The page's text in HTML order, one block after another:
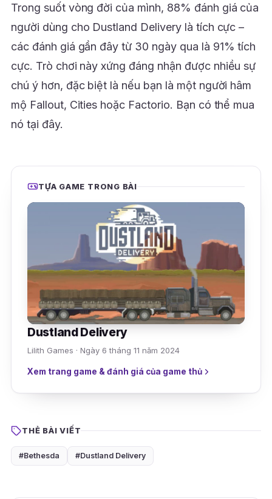
Trong suốt vòng đời của mình, 88% đánh giá của
người dùng cho Dustland Delivery là tích cực –
các đánh giá gần đây từ 30 ngày qua là 91% tích
cực. Trò chơi này xứng đáng nhận được nhiều sự
chú ý hơn, đặc biệt là nếu bạn là một người hâm
mộ Fallout, Cities hoặc Factorio. Bạn có thể mua
nó tại đây.
TỰA GAME TRONG BÀI
Dustland Delivery
Lilith Games · Ngày 6 tháng 11 năm 2024
Xem trang game & đánh giá của game thủ
THẺ BÀI VIẾT
#Bethesda #Dustland Delivery